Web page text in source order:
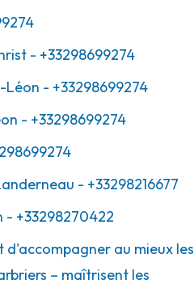
- +33298699274
Léon - +33298699274
- +33298699274
- +33298216677
- +33298270422
au mieux les
– maîtrisent les